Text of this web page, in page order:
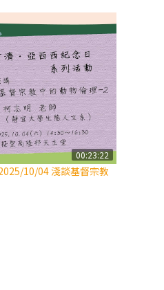
物讚頌頌歌 – 太
陽與生態音樂
會】紀念聖方濟
與已逝教宗方濟
各（上）
(9完結)黃敏正
主教帶你做【將
臨期避靜】—匝
凱的「新生
命」：利他與內
00:23:22
10/04 淺談基督宗教